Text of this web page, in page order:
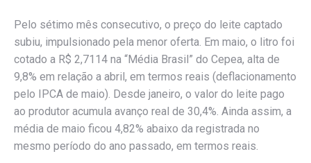
Pelo sétimo mês consecutivo, o preço do leite captado
subiu, impulsionado pela menor oferta. Em maio, o litro foi
cotado a R$ 2,7114 na “Média Brasil” do Cepea, alta de
9,8% em relação a abril, em termos reais (deflacionamento
pelo IPCA de maio). Desde janeiro, o valor do leite pago
ao produtor acumula avanço real de 30,4%. Ainda assim, a
média de maio ficou 4,82% abaixo da registrada no
mesmo período do ano passado, em termos reais.